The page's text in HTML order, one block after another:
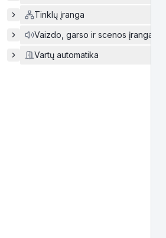
Tinklų įranga
Vaizdo, garso ir scenos įranga
Vartų automatika